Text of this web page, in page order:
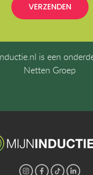
VERZENDEN
is een
Netten Groep